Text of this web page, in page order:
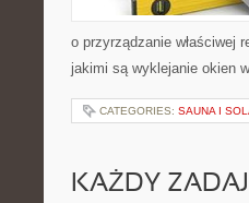
o przyrządzanie właściwej
jakimi są wyklejanie okien
CATEGORIES: SAUNA I
KAŻDY